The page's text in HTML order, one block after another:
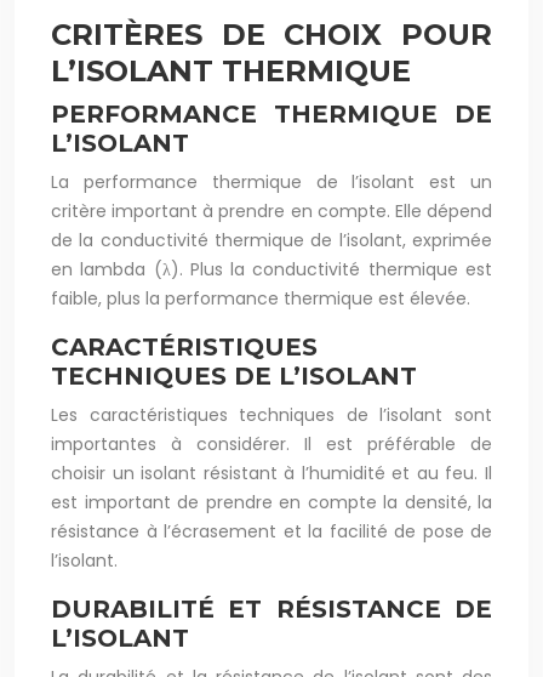
CRITÈRES DE CHOIX POUR
L’ISOLANT THERMIQUE
PERFORMANCE THERMIQUE DE
L’ISOLANT
La performance thermique de l’isolant est un
critère important à prendre en compte. Elle dépend
de la conductivité thermique de l’isolant, exprimée
en lambda (λ). Plus la conductivité thermique est
faible, plus la performance thermique est élevée.
CARACTÉRISTIQUES
TECHNIQUES DE L’ISOLANT
Les caractéristiques techniques de l’isolant sont
importantes à considérer. Il est préférable de
choisir un isolant résistant à l’humidité et au feu. Il
est important de prendre en compte la densité, la
résistance à l’écrasement et la facilité de pose de
l’isolant.
DURABILITÉ ET RÉSISTANCE DE
L’ISOLANT